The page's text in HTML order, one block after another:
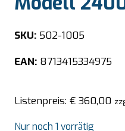
SKU: 502-1005
EAN: 8713415334975
Listenpreis: € 360,00
Nur noch 1 vorrätig